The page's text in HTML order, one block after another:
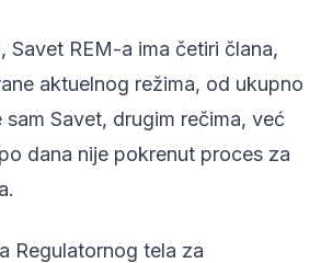
Savet REM-a ima četiri člana,
aktuelnog režima, od ukupno
Savet, drugim rečima, već
dana nije pokrenut proces za
Regulatornog tela za